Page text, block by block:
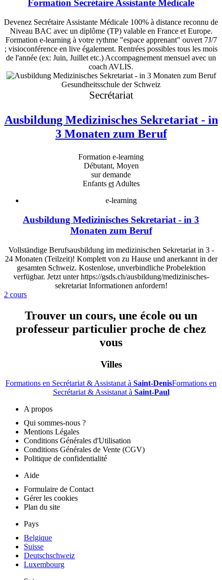
Formation Secrétaire Assistante Médicale
Devenez Secrétaire Assistante Médicale 100% à distance reconnu de
Niveau BAC avec un diplôme (TP) valable en France et Europe.
Formation e-learning à votre rythme "espace apprenant" ouvert 7J/7
; visioconférence en live également. Rentrées possibles tous les mois
de l'année (ex: Juin, Juillet etc.) Accompagnement mensuel avec un
coach AVLIS.
Gesundheitsschule der Schweiz
Secrétariat
Ausbildung Medizinisches Sekretariat - in
3 Monaten zum Beruf
Formation e-learning
Débutant, Moyen
sur demande
Enfants etAdultes
e-learning
Ausbildung Medizinisches Sekretariat - in 3
Monaten zum Beruf
Vollständige Berufsausbildung im medizinischen Sekretariat in 3 -
24 Monaten (Teilzeit)! Komplett von zu Hause und anerkannt in der
gesamten Schweiz. Kostenlose, unverbindliche Probelektion
verfügbar. Jetzt unter https://gsds.ch/ausbildung/medizinisches-
sekretariat Informationen anfordern!
2 cours
Trouver un cours, une école ou un
professeur particulier proche de chez
vous
Villes
Formations en Secrétariat & Assistanat à Saint-DenisFormations en
Secrétariat & Assistanat à Saint-Paul
A propos
Qui sommes-nous ?
Mentions Légales
Conditions Générales d'Utilisation
Conditions Générales de Vente (CGV)
Politique de confidentialité
Aide
Formulaire de Contact
Gérer les cookies
Plan du site
Pays
Belgique
Suisse
Deutschschweiz
Luxembourg